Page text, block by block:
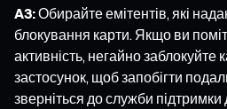
A3:Обирайте емітентів, які
блокування карти. Якщо ви
активність, негайно заблокуйте
застосунок, щоб запобігти
зверніться до служби